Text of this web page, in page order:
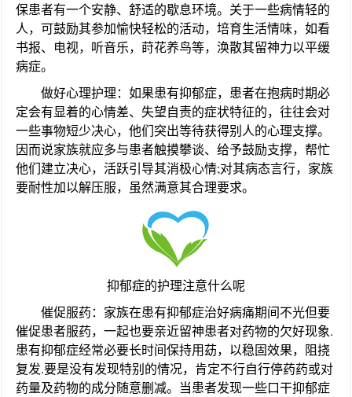
保患者有一个安静、舒适的歇息环境。关于一些病情轻的
人，可鼓励其参加愉快轻松的活动，培育生活情味，如看
书报、电视，听音乐，莳花养鸟等，涣散其留神力以平缓
病症。
做好心理护理：如果患有抑郁症，患者在抱病时期必
定会有显着的心情差、失望自责的症状特征的，往往会对
一些事物短少决心，他们突出等待获得别人的心理支撑。
因而说家族就应多与患者触摸攀谈、给予鼓励支撑，帮忙
他们建立决心，活跃引导其消极心情;对其病态言行，家族
要耐性加以解压服，虽然满意其合理要求。
抑郁症的护理注意什么呢
催促服药：家族在患有抑郁症治好病痛期间不光但要
催促患者服药，一起也要亲近留神患者对药物的欠好现象.
患有抑郁症经常必要长时间保持用苭，以稳固效果，阻挠
复发.要是没有发现特别的情况，肯定不行自行停药药或对
药量及药物的成分随意删减。当患者发现一些口干抑郁症